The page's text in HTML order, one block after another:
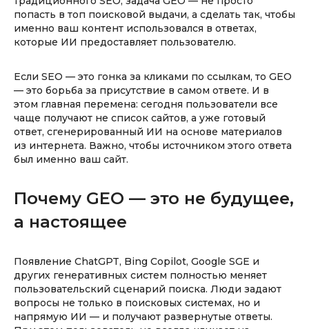
попасть в топ поисковой выдачи, а сделать так, чтобы
именно ваш контент использовался в ответах,
которые ИИ предоставляет пользователю.
Если SEO — это гонка за кликами по ссылкам, то GEO
— это борьба за присутствие в самом ответе. И в
этом главная перемена: сегодня пользователи все
чаще получают не список сайтов, а уже готовый
ответ, сгенерированный ИИ на основе материалов
из интернета. Важно, чтобы источником этого ответа
был именно ваш сайт.
Почему GEO — это не будущее,
а настоящее
Появление ChatGPT, Bing Copilot, Google SGE и
других генеративных систем полностью меняет
пользовательский сценарий поиска. Люди задают
вопросы не только в поисковых системах, но и
напрямую ИИ — и получают развернутые ответы.